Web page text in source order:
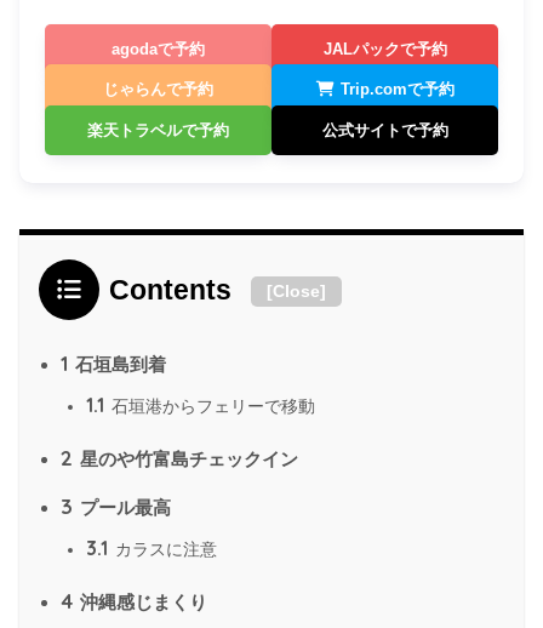
agodaで予約
じゃらんで予約
楽天トラベルで予約
JALパックで予約
Trip.comで予約
公式サイトで予約
Contents [Close]
1 石垣島到着
1.1 石垣港からフェリーで移動
2 星のや竹富島チェックイン
3 プール最高
3.1 カラスに注意
4 沖縄感じまくり